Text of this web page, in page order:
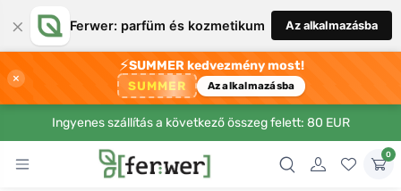
× Ferwer: parfüm és kozmetikum Az alkalmazásba
×
⚡SUMMER kedvezmény most!
SUMMER Az alkalmazásba
Ingyenes szállítás a következő összeg felett: 80 EUR
0